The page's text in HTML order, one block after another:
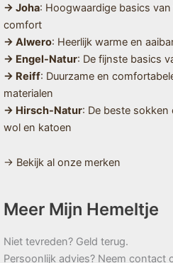
→ Joha: Hoogwaardige basics
comfort
→ Alwero: Heerlijk warme en
→ Engel-Natur: De fijnste basics
→ Reiff: Duurzame en
materialen
→ Hirsch-Natur: De beste
wol en katoen
→ Bekijk al onze merken
Meer Mijn Hemeltje
Niet tevreden? Geld terug.
Persoonlijk advies? Neem contact